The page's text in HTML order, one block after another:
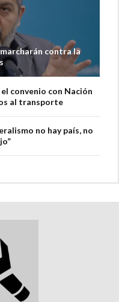
marcharán contra la
convenio con Nación
al transporte
no hay país, no